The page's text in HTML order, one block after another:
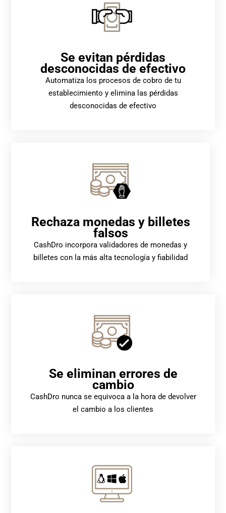
Se evitan pérdidas
desconocidas de efectivo
Automatiza los procesos de cobro de tu
establecimiento y elimina las pérdidas
desconocidas de efectivo
Rechaza monedas y billetes
falsos
CashDro incorpora validadores de monedas y
billetes con la más alta tecnología y fiabilidad
Se eliminan errores de
cambio
CashDro nunca se equivoca a la hora de devolver
el cambio a los clientes